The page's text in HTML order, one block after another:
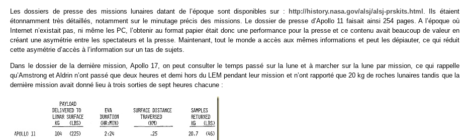
Les dossiers de presse des missions lunaires datant de l’époque sont disponibles sur : http://history.nasa.gov/alsj/alsj-prskits.html . Ils étaient
étonnamment très détaillés, notamment sur le minutage précis des missions. Le dossier de presse d’Apollo 11 faisait ainsi 254 pages. A l’époque où
Internet n’existait pas, ni même les PC, l’obtenir au format papier était donc une performance pour la presse et ce contenu avait beaucoup de valeur en
créant une asymétrie entre les spectateurs et la presse. Maintenant, tout le monde a accès aux mêmes informations et peut les dépiauter, ce qui réduit
cette asymétrie d’accès à l’information sur un tas de sujets.
Dans le dossier de la dernière mission, Apollo 17, on peut consulter le temps passé sur la lune et à marcher sur la lune par mission, ce qui rappelle
qu’Amstrong et Aldrin n’ont passé que deux heures et demi hors du LEM pendant leur mission et n’ont rapporté que 20 kg de roches lunaires tandis que la
dernière mission avait donné lieu à trois sorties de sept heures chacune :